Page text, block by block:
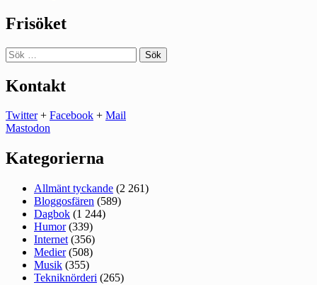
Frisöket
Sök
efter:
Kontakt
Twitter+ Facebook + Mail
Mastodon
Kategorierna
Allmänt tyckande (2 261)
Bloggosfären (589)
Dagbok (1 244)
Humor(339)
Internet (356)
Medier(508)
Musik (355)
Tekniknörderi (265)